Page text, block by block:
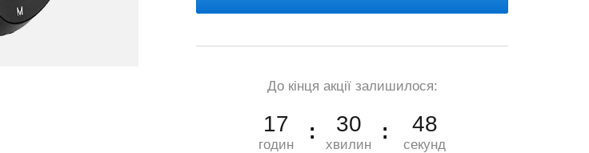
До кінця акції залишилося:
17
годин
30
хвилин
47
секунд